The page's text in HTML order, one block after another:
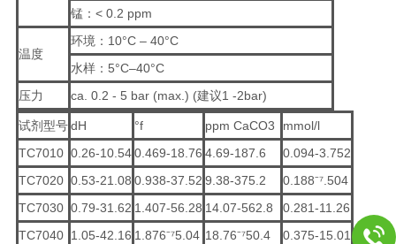
锰：< 0.2 ppm
温度
环境：10°C – 40°C
水样：5°C–40°C
压力
ca. 0.2 - 5 bar (max.) (建议1 -2bar)
试剂型号dH °f ppm CaCO3
mmol/l
TC7010 0.26-10.540.469-18.76 4.69-187.6
0.094-3.752
TC7020 0.53-21.08 0.938-37.52 9.38-375.2
0.188⁻⁷.504
TC7030 0.79-31.62 1.407-56.28 14.07-562.8
0.281-11.26
TC7040 1.05-42.16 1.876⁻⁷5.04 18.76⁻⁷50.4
0.375-15.01